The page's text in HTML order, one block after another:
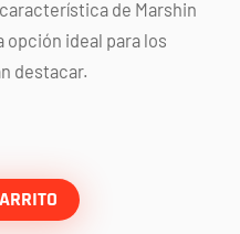
de Marshin
opción ideal para los
destacar.